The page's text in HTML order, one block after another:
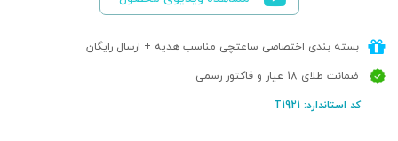
بسته بندی اختصاصی ساعتچی مناسب هدیه + ارسال رایگان
ضمانت طلای 18 عیار و فاکتور رسمی
کد استاندارد: T1921